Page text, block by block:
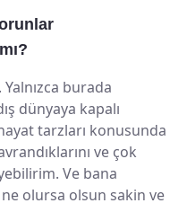
burada
dünyaya kapalı
tarzları konusunda
ve çok
Ve bana
olursa olsun sakin ve